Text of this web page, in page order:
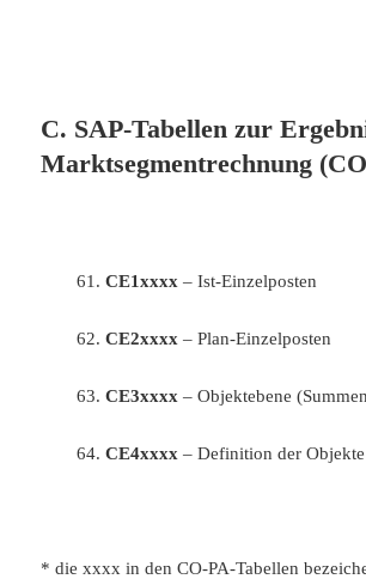
C. SAP-Tabellen zur
Marktsegmentrechnung
61.CE1xxxx – Ist-Einzelposten
62.CE2xxxx – Plan-Einzelposten
63.CE3xxxx – Objektebene
64.CE4xxxx – Definition der Objekte
* die xxxx in den CO-PA-Tabellen